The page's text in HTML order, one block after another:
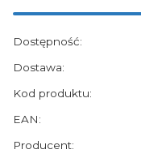
Dostępność:
Dostawa:
Kod produktu:
EAN:
Producent: